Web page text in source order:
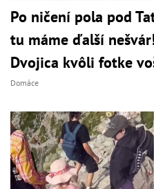
Po ničení pola pod
tu máme ďalší
Dvojica kvôli fotke
Domáce